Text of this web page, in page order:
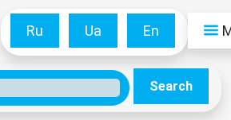
Ru Ua En
Search